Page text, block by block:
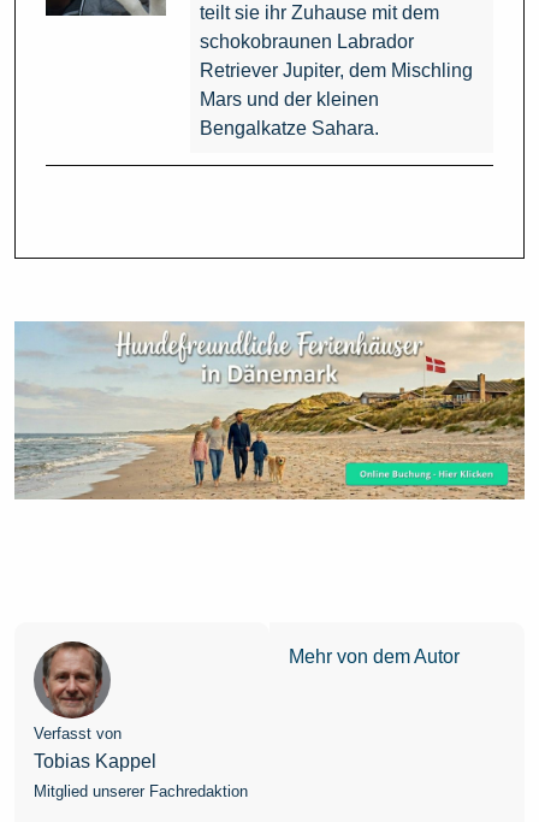
teilt sie ihr Zuhause mit dem
schokobraunen Labrador
Retriever Jupiter, dem Mischling
Mars und der kleinen
Bengalkatze Sahara.
Verfasst von
Tobias Kappel
Mitglied unserer Fachredaktion
Mehr von dem Autor